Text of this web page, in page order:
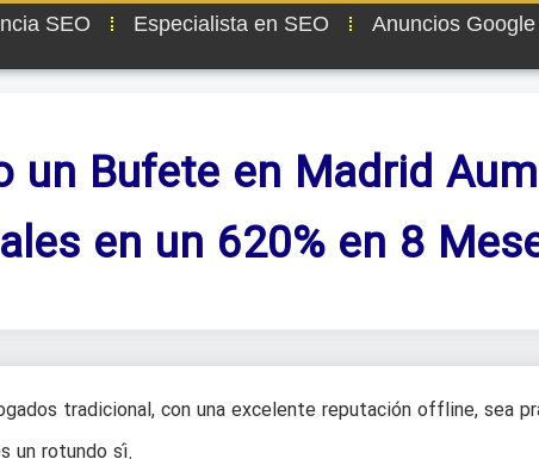
SEO Especialista en SEO Anuncios Google
un Bufete en Madrid
en un 620% en 8
tradicional, con una excelente reputación offline, sea
un rotundo sí.